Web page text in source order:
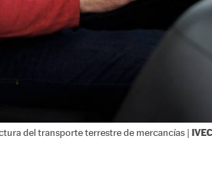
del transporte terrestre de mercancías |